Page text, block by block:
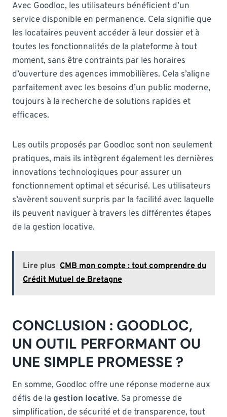
Avec Goodloc, les utilisateurs bénéficient d’un
service disponible en permanence. Cela signifie que
les locataires peuvent accéder à leur dossier et à
toutes les fonctionnalités de la plateforme à tout
moment, sans être contraints par les horaires
d’ouverture des agences immobilières. Cela s’aligne
parfaitement avec les besoins d’un public moderne,
toujours à la recherche de solutions rapides et
efficaces.
Les outils proposés par Goodloc sont non seulement
pratiques, mais ils intègrent également les dernières
innovations technologiques pour assurer un
fonctionnement optimal et sécurisé. Les utilisateurs
s’avèrent souvent surpris par la facilité avec laquelle
ils peuvent naviguer à travers les différentes étapes
de la gestion locative.
Lire plus CMB mon compte : tout comprendre du
Crédit Mutuel de Bretagne
CONCLUSION : GOODLOC,
UN OUTIL PERFORMANT OU
UNE SIMPLE PROMESSE ?
En somme, Goodloc offre une réponse moderne aux
défis de la gestion locative. Sa promesse de
simplification, de sécurité et de transparence, tout